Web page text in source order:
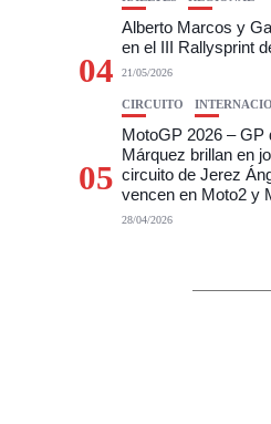
04
Alberto Marcos y
en el III Rallysprint
21/05/2026
05
CIRCUITO
MotoGP 2026 – GP
Márquez brillan en
circuito de Jerez
vencen en Moto2 y
28/04/2026